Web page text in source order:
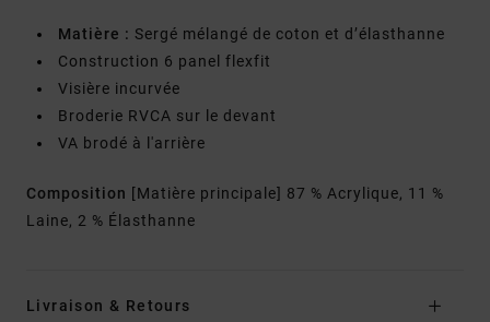
Matière : Sergé mélangé de coton et d’élasthanne
Construction 6 panel flexfit
Visière incurvée
Broderie RVCA sur le devant
VA brodé à l'arrière
Composition [Matière principale] 87 % Acrylique, 11 %
Laine, 2 % Élasthanne
Livraison & Retours